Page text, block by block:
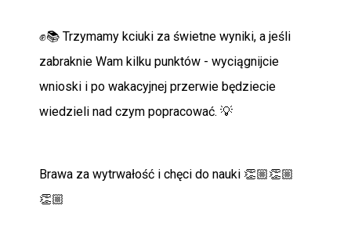
✊📚 Trzymamy kciuki za świetne wyniki, a jeśli
zabraknie Wam kilku punktów - wyciągnijcie
wnioski i po wakacyjnej przerwie będziecie
wiedzieli nad czym popracować. 💡
Brawa za wytrwałość i chęci do nauki 👏🏼👏🏼
👏🏼